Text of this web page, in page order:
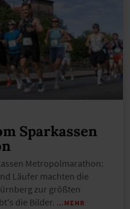
Sparkassen
Metropolmarathon:
Läufer machten die
zur größten
die Bilder. …MEHR